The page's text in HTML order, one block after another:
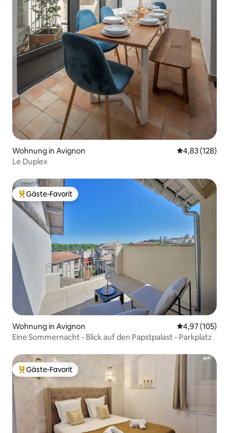
Wohnung in Avignon
4,83 (128)
Le Duplex
Beliebter Gäste-Favorit.
Gäste-Favorit
Wohnung in Avignon
4,97 (105)
Eine Sommernacht - Blick auf den Papstpalast - Parkplatz
Beliebter Gäste-Favorit.
Gäste-Favorit